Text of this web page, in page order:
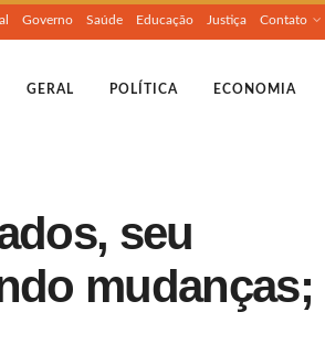
Governo Saúde Educação Justiça Contato
GERAL POLÍTICA ECONOMIA
seu
mudanças;